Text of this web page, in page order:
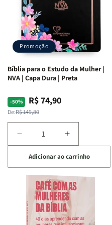
Promoção
Bíblia para o Estudo da Mulher |
NVA | Capa Dura | Preta
-50%
Preço
normal
De:R$ 149,80
Preço
promocional
R$ 74,90
Diminuir
a
quantidade
de
Bíblia
para
Estudo
da
Aumentar
a
quantidade
de
Bíblia
para
o
Estudo
da
Adicionar ao carrinho